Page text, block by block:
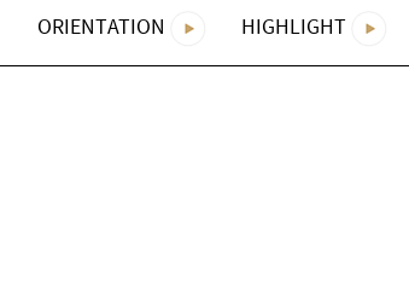
ORIENTATION HIGHLIGHT